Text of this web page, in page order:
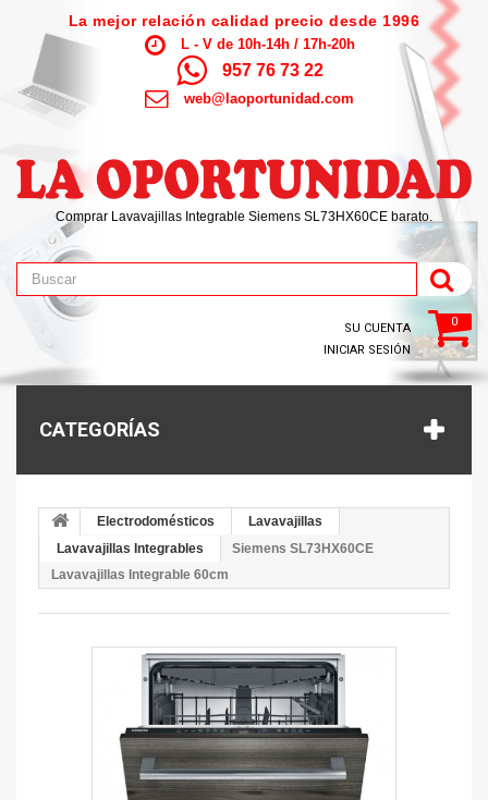
La mejor relación calidad precio desde 1996
L - V de 10h-14h / 17h-20h
957 76 73 22
web@laoportunidad.com
Comprar Lavavajillas Integrable Siemens SL73HX60CE barato.
0
SU CUENTA
INICIAR SESIÓN
CATEGORÍAS
Electrodomésticos
Lavavajillas
Lavavajillas Integrables
Siemens SL73HX60CE
Lavavajillas Integrable 60cm